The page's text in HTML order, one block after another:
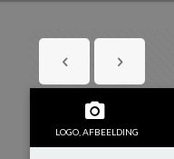
LOGO, AFBEELDING